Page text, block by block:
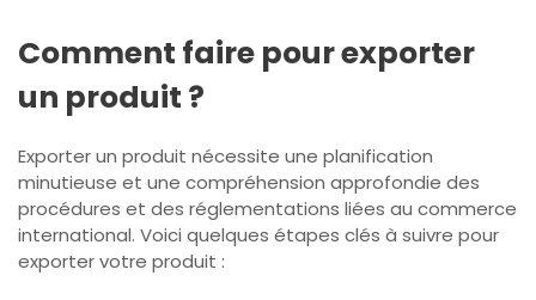
Comment faire pour exporter
un produit ?
Exporter un produit nécessite une planification
minutieuse et une compréhension approfondie des
procédures et des réglementations liées au commerce
international. Voici quelques étapes clés à suivre pour
exporter votre produit :